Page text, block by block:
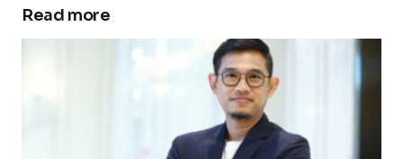
Your email address will not be published.
Required fields are marked*
Read more